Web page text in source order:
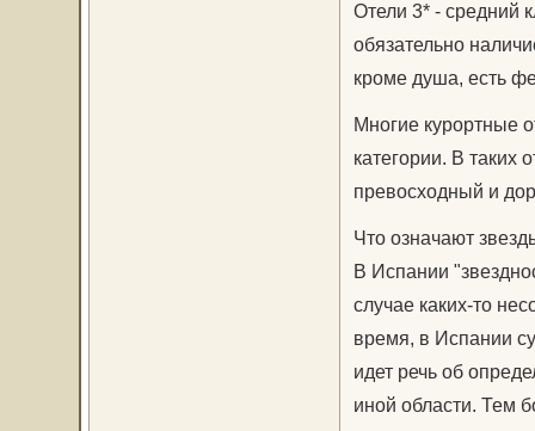
Отели 3* - средний
обязательно
кроме душа, есть
Многие курортные
категории. В таких
превосходный и
Что означают
В Испании
случае каких-то
время, в Испании
идет речь об
иной области. Тем